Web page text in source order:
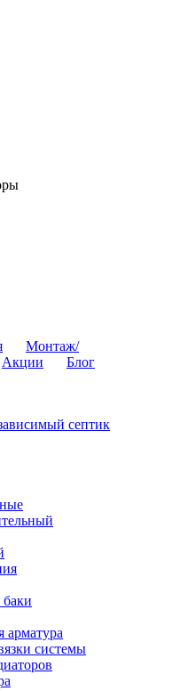
Монтаж/
Акции
Блог
септик
арматура
системы